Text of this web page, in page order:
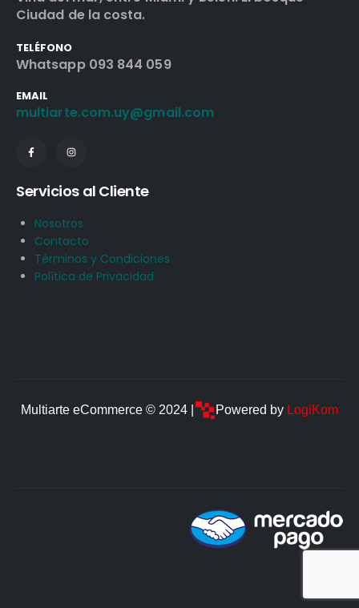
Ciudad de la costa.
TELÉFONO
Whatsapp 093 844 059
EMAIL
multiarte.com.uy@gmail.com
Servicios al Cliente
Nosotros
Contacto
Términos y Condiciones
Política de Privacidad
Multiarte eCommerce © 2024 | Powered by LogiKom